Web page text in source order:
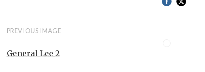
PREVIOUS IMAGE
General Lee 2